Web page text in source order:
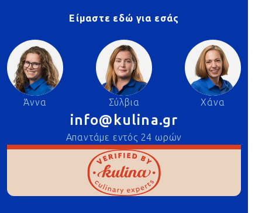
Είμαστε εδώ για εσάς
Άννα Σύλβια Χάνα
info@kulina.gr
Απαντάμε εντός 24 ωρών